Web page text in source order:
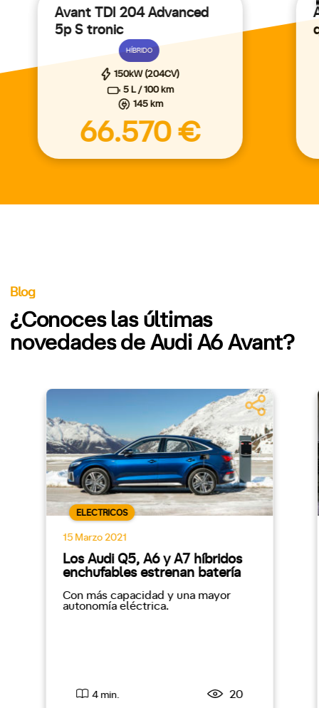
Avant TDI 204 Advanced
5p S tronic
HÍBRIDO
150kW (204CV)
5 L / 100 km
145 km
66.570 €
Blog
¿Conoces las últimas
novedades de Audi A6 Avant?
ELECTRICOS
15 Marzo 2021
Los Audi Q5, A6 y A7 híbridos
enchufables estrenan batería
Con más capacidad y una mayor
autonomía eléctrica.
4 min. 20